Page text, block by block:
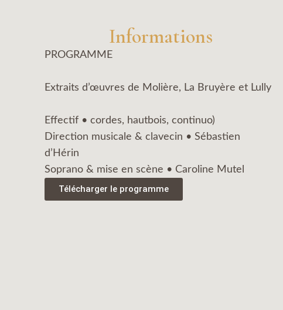
Informations
PROGRAMME
Extraits d’œuvres de Molière, La Bruyère et Lully
Effectif • cordes, hautbois, continuo​)​​
Direction musicale & clavecin • Sébastien
d’Hérin​
Soprano & mise en scène • Caroline Mutel​
Télécharger le programme